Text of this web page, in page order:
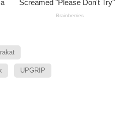
UPGRIP